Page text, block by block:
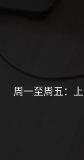
周一至周五：